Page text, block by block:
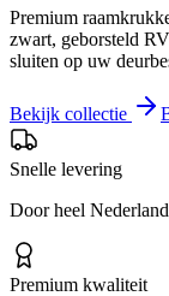
Premium
zwart, geborsteld
sluiten op uw
Bekijk collectie
Snelle levering
Door heel
Premium kwaliteit